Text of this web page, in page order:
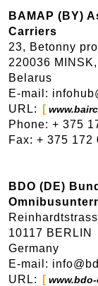
BAMAP (BY)
Carriers
23, Betonny
220036
Belarus
E-mail:
URL:
Phone: + 375
Fax: + 375 172
BDO (DE)
10117 BERLIN
Germany
E-mail:
URL: